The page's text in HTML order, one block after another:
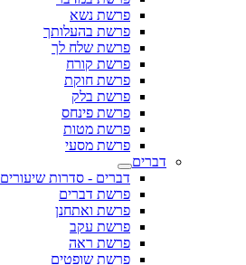
פרשת נשא
פרשת בהעלותך
פרשת שלח לך
פרשת קורח
פרשת חוקת
פרשת בלק
פרשת פינחס
פרשת מטות
פרשת מסעי
דברים
דברים - סדרות שיעורים
פרשת דברים
פרשת ואתחנן
פרשת עקב
פרשת ראה
פרשת שופטים